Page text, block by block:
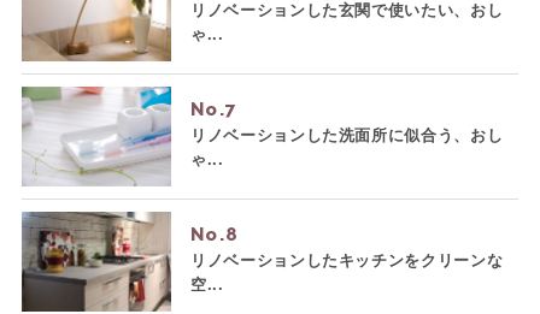
リノベーションした玄関で使いたい、おし
ゃ...
No.
リノベーションした洗面所に似合う、おし
ゃ...
No.
リノベーションしたキッチンをクリーンな
空...